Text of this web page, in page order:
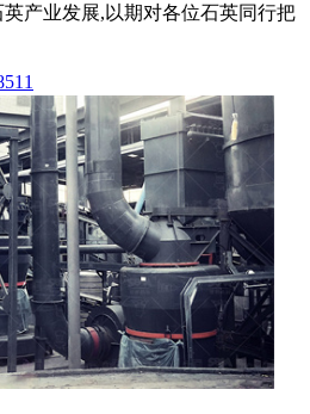
产业发展,以期对各位石英同行把